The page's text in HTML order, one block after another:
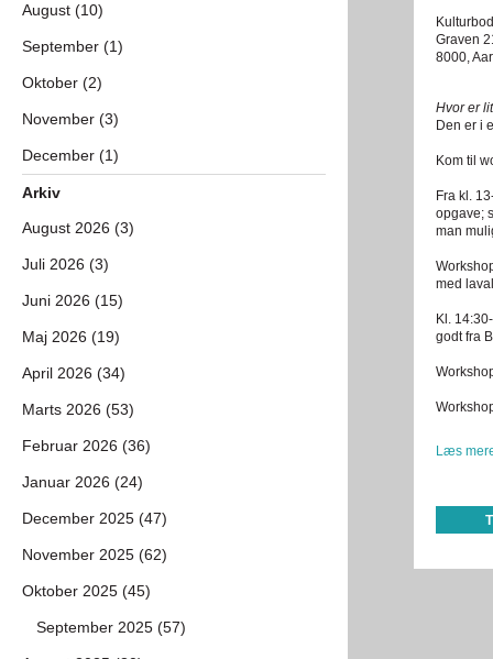
Graven
8000,
Hvor er
Den er i
Kom til
Fra kl.
opgave;
man
med
Kl.
godt fra
Læs
August (10)
September (1)
Oktober (2)
November (3)
December (1)
Arkiv
August 2026 (3)
Juli 2026 (3)
Juni 2026 (15)
Maj 2026 (19)
April 2026 (34)
Marts 2026 (53)
Februar 2026 (36)
Januar 2026 (24)
December 2025 (47)
November 2025 (62)
Oktober 2025 (45)
September 2025 (57)